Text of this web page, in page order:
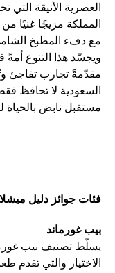
العصرية الأنيقة
المملكة مزيجًا غنيًا
مع دفء المطبخ
ويجسّد هذا التنوع أمةً
مقدّمةً تجارب تفاجئ
السعودية لا تحافظ
مستقبل نابض بالحياة
فئات جوائز دليل
بيب غورماند
يسلّط تصنيف بيب
الاختيار والتي تقدم